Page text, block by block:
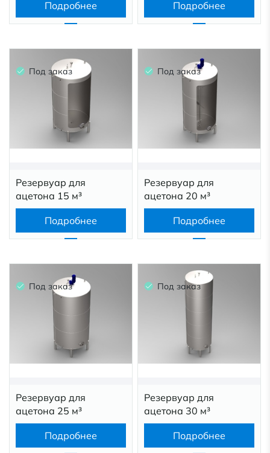
Подробнее Подробнее
Под заказ
Резервуар для
ацетона 15 м³
Подробнее
Под заказ
Резервуар для
ацетона 20 м³
Подробнее
Под заказ
Резервуар для
ацетона 25 м³
Подробнее
Под заказ
Резервуар для
ацетона 30 м³
Подробнее